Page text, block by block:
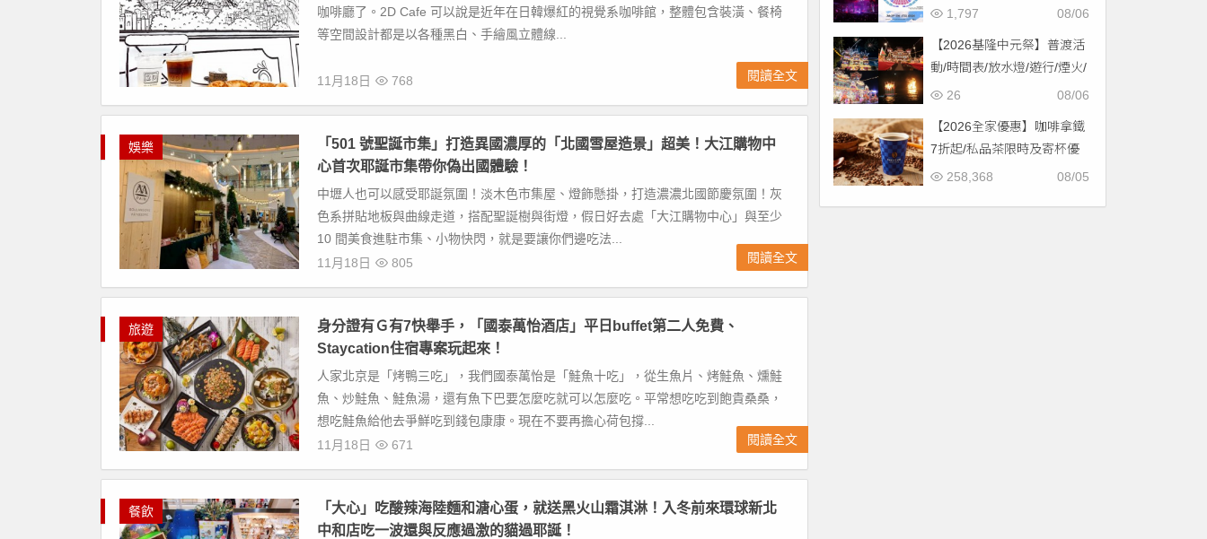
咖啡廳了。2D Cafe 可以說是近年在日韓爆紅的視覺系咖啡館，整體包含裝潢、餐椅
等空間設計都是以各種黑白、手繪風立體線...
11月18日 768 閱讀全文
娛樂
「501 號聖誕市集」打造異國濃厚的「北國雪屋造景」超美！大江購物中
心首次耶誕市集帶你偽出國體驗！
中壢人也可以感受耶誕氛圍！淡木色市集屋、燈飾懸掛，打造濃濃北國節慶氛圍！灰
色系拼貼地板與曲線走道，搭配聖誕樹與街燈，假日好去處「大江購物中心」與至少
10 間美食進駐市集、小物快閃，就是要讓你們邊吃法...
11月18日
805 閱讀全文
旅遊
身分證有Ｇ有7快舉手，「國泰萬怡酒店」平日buffet第二人免費、
Staycation住宿專案玩起來！
人家北京是「烤鴨三吃」，我們國泰萬怡是「鮭魚十吃」，從生魚片、烤鮭魚、燻鮭
魚、炒鮭魚、鮭魚湯，還有魚下巴要怎麼吃就可以怎麼吃。平常想吃吃到飽貴桑桑，
想吃鮭魚給他去爭鮮吃到錢包康康。現在不要再擔心荷包撐...
11月18日
671 閱讀全文
餐飲
「大心」吃酸辣海陸麵和溏心蛋，就送黑火山霜淇淋！入冬前來環球新北
中和店吃一波還與反應過激的貓過耶誕！
票一次看！
08/06
1,797
【2026基隆中元祭】普渡活
動/時間表/放水燈/遊行/煙火/
交通一次看！
08/06
26
【2026全家優惠】咖啡拿鐵
7折起/私品茶限時及寄杯優
惠！價格/菜單一起看
08/05
258,368